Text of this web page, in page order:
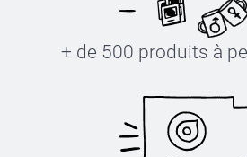
+ de 500 produits à